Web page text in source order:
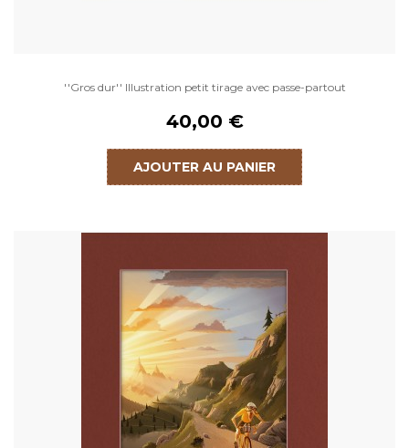
''Gros dur'' Illustration petit tirage avec passe-partout
40,00 €
AJOUTER AU PANIER